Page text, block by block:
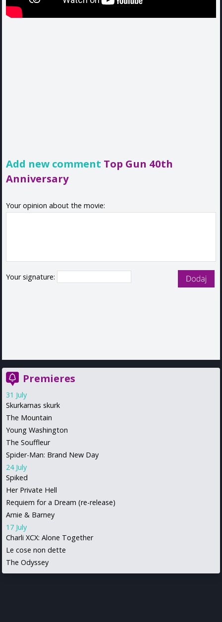
Add new comment Top Gun 40th
Anniversary
Your opinion about the movie:
Your signature:
Premieres
31 July
Skurkarnas skurk
The Mountain
Young Washington
The Souffleur
Spider-Man: Brand New Day
24 July
Spiked
Her Private Hell
Requiem for a Dream (re-release)
Arnie & Barney
17 July
Charli XCX: Alone Together
Le cose non dette
The Odyssey